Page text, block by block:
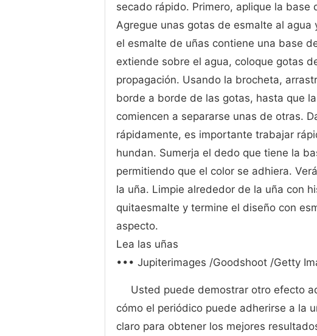
secado rápido. Primero, aplique la base
Agregue unas gotas de esmalte al
el esmalte de uñas contiene una base
extiende sobre el agua, coloque gotas
propagación. Usando la brocheta,
borde a borde de las gotas, hasta que
comiencen a separarse unas de otras.
rápidamente, es importante trabajar
hundan. Sumerja el dedo que tiene la
permitiendo que el color se adhiera.
la uña. Limpie alrededor de la uña con
quitaesmalte y termine el diseño con
aspecto.
Lea las uñas
••• Jupiterimages /Goodshoot /Getty
Usted puede demostrar otro efecto
cómo el periódico puede adherirse a la
claro para obtener los mejores